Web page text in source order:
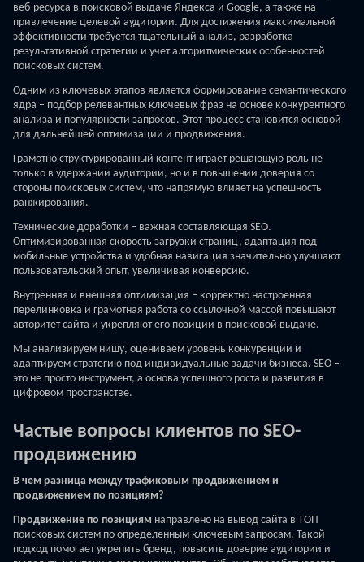
веб-ресурса в поисковой выдаче Яндекса и Google, а также на
привлечение целевой аудитории. Для достижения максимальной
эффективности требуется тщательный анализ, разработка
результативной стратегии и учет алгоритмических особенностей
поисковых систем.
Одним из ключевых этапов является формирование семантического
ядра – подбор релевантных ключевых фраз на основе конкурентного
анализа и популярности запросов. Этот процесс становится основой
для дальнейшей оптимизации и продвижения.
Грамотно структурированный контент играет решающую роль не
только в удержании аудитории, но и в повышении доверия со
стороны поисковых систем, что напрямую влияет на успешность
ранжирования.
Технические доработки – важная составляющая SEO.
Оптимизированная скорость загрузки страниц, адаптация под
мобильные устройства и удобная навигация значительно улучшают
пользовательский опыт, увеличивая конверсию.
Внутренняя и внешняя оптимизация – корректно настроенная
перелинковка и грамотная работа со ссылочной массой повышают
авторитет сайта и укрепляют его позиции в поисковой выдаче.
Мы анализируем нишу, оцениваем уровень конкуренции и
адаптируем стратегию под индивидуальные задачи бизнеса. SEO –
это не просто инструмент, а основа успешного роста и развития в
цифровом пространстве.
Частые вопросы клиентов по SEO-
продвижению
В чем разница между трафиковым продвижением и
продвижением по позициям?
Продвижение по позициям направлено на вывод сайта в ТОП
поисковых систем по определенным ключевым запросам. Такой
подход помогает укрепить бренд, повысить доверие аудитории и